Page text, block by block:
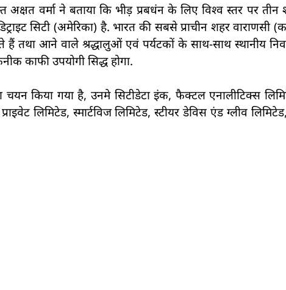
वर्मा ने बताया कि भीड़ प्रबधंन के लिए विश्व स्तर पर तीन
सिटी (अमेरिका) है. भारत की सबसे प्राचीन शहर वाराणसी
तथा आने वाले श्रद्धालुओं एवं पर्यटकों के साथ-साथ स्थानीय
काफी उपयोगी सिद्ध होगा.
किया गया है, उनमे सिटीडेटा इंक, फैक्टल एनालीटिक्स
लिमिटेड, स्मार्टविज लिमिटेड, स्टीयर डेविस एंड ग्लीव